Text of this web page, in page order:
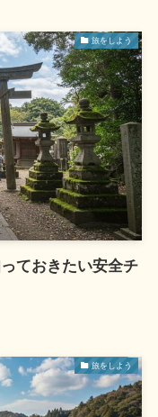
旅をしよう
ておきたい安全チ
旅をしよう